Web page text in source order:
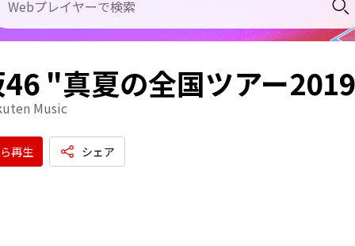
"真夏の全国ツアー
Music
再生 シェア